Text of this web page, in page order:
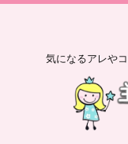
気になるアレや